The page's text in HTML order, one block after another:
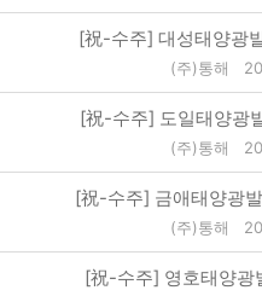
[祝-수주] 대성태양광
(주)통해
[祝-수주] 도일태양광
(주)통해
[祝-수주] 금애태양광
(주)통해
[祝-수주] 영호태양광